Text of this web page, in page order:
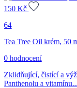
150 Kč
64
Tea Tree Oil krém, 50
0 hodnocení
Zklidňující, čistící a
Panthenolu a vitamínu...